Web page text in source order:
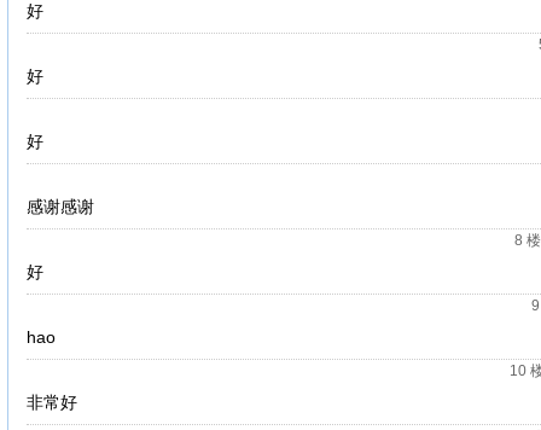
好
好
好
感谢感谢
8 楼
好
hao
10
非常好